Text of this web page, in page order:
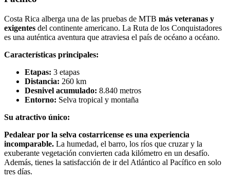
Costa Rica alberga una de las pruebas de MTB más veteranas y
exigentes del continente americano. La Ruta de los Conquistadores
es una auténtica aventura que atraviesa el país de océano a océano.
Características principales:
Etapas: 3 etapas
Distancia: 260 km
Desnivel acumulado: 8.840 metros
Entorno: Selva tropical y montaña
Su atractivo único:
Pedalear por la selva costarricense es una experiencia
incomparable. La humedad, el barro, los ríos que cruzar y la
exuberante vegetación convierten cada kilómetro en un desafío.
Además, tienes la satisfacción de ir del Atlántico al Pacífico en solo
tres días.